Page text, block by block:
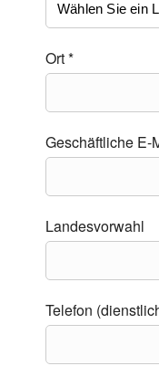
Ort *
Geschäftliche E-
Landesvorwahl
Telefon